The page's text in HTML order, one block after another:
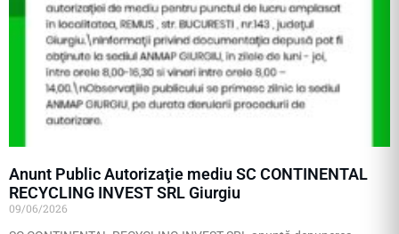
Anunt Public Autorizaţie mediu SC CONTINENTAL
RECYCLING INVEST SRL Giurgiu
09/06/2026